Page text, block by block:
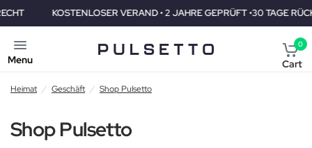
KOSTENLOSER VERAND • 2 JAHRE GEPRÜFT •30 TAGE
Menu
0
Cart
Heimat / Geschäft / Shop Pulsetto
Shop Pulsetto